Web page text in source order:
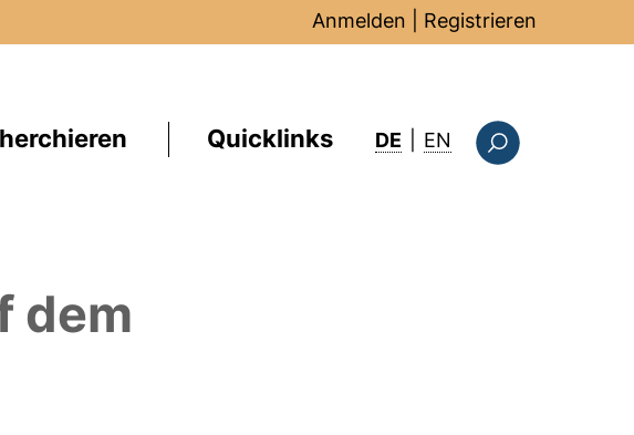
Anmelden Registrieren
Quicklinks DE EN : this page in
dem